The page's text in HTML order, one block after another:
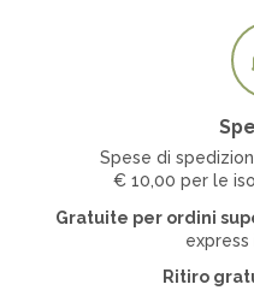
Spese di
€ 10,00 per le
Gratuite per ordini
express
Ritiro